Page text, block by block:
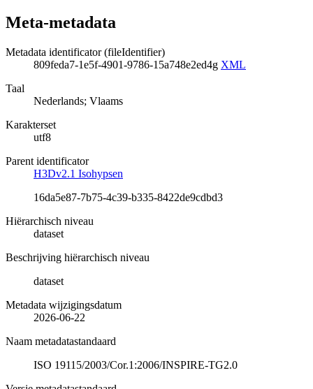
Meta-metadata
Metadata identificator (fileIdentifier)
809feda7-1e5f-4901-9786-15a748e2ed4g XML
Taal
Nederlands; Vlaams
Karakterset
utf8
Parent identificator
H3Dv2.1 Isohypsen
16da5e87-7b75-4c39-b335-8422de9cdbd3
Hiërarchisch niveau
dataset
Beschrijving hiërarchisch niveau
dataset
Metadata wijzigingsdatum
2026-06-22
Naam metadatastandaard
ISO 19115/2003/Cor.1:2006/INSPIRE-TG2.0